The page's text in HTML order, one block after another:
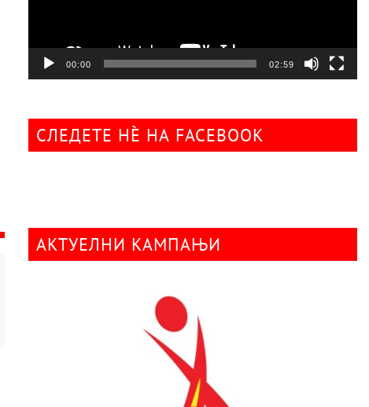
00:00 02:59
СЛЕДЕТЕ НÈ НА FACEBOOK
АКТУЕЛНИ КАМПАЊИ